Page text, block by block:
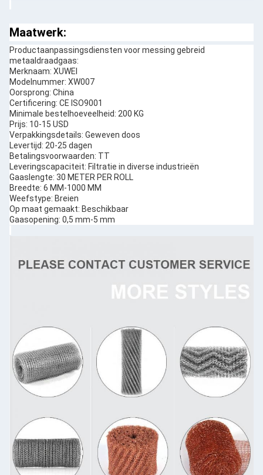
Maatwerk:
Productaanpassingsdiensten voor messing gebreid
metaaldraadgaas:
Merknaam: XUWEI
Modelnummer: XW007
Oorsprong: China
Certificering: CE ISO9001
Minimale bestelhoeveelheid: 200 KG
Prijs: 10-15 USD
Verpakkingsdetails: Geweven doos
Levertijd: 20-25 dagen
Betalingsvoorwaarden: TT
Leveringscapaciteit: Filtratie in diverse industrieën
Gaaslengte: 30 METER PER ROLL
Breedte: 6 MM-1000 MM
Weefstype: Breien
Op maat gemaakt: Beschikbaar
Gaasopening: 0,5 mm-5 mm